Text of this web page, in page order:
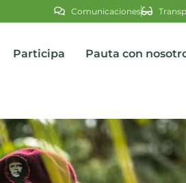
Comunicaciones
Participa Pauta con